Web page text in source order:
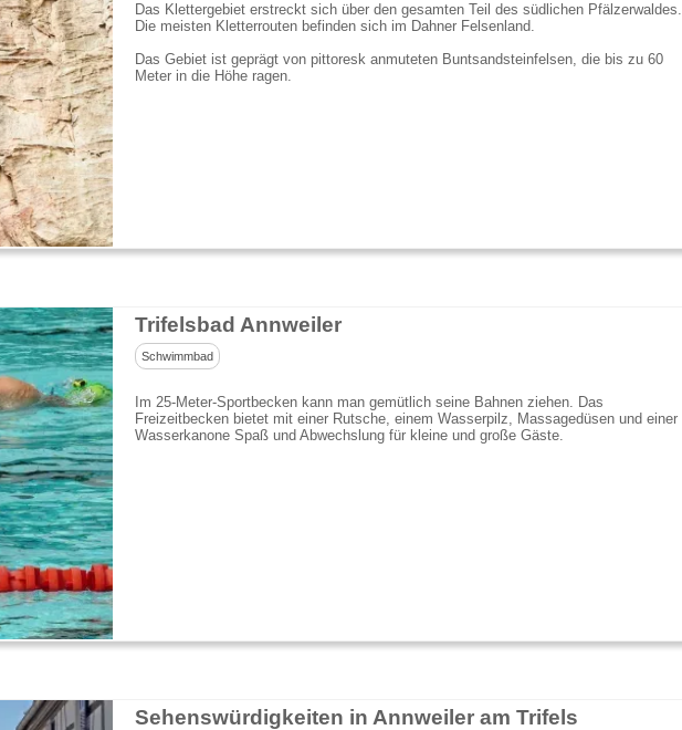
Das Klettergebiet erstreckt sich über den gesamten Teil des südlichen Pfälzerwaldes.
Die meisten Kletterrouten befinden sich im Dahner Felsenland.
Das Gebiet ist geprägt von pittoresk anmuteten Buntsandsteinfelsen, die bis zu 60
Meter in die Höhe ragen.
Trifelsbad Annweiler
Schwimmbad
Im 25-Meter-Sportbecken kann man gemütlich seine Bahnen ziehen. Das
Freizeitbecken bietet mit einer Rutsche, einem Wasserpilz, Massagedüsen und einer
Wasserkanone Spaß und Abwechslung für kleine und große Gäste.
Sehenswürdigkeiten in Annweiler am Trifels